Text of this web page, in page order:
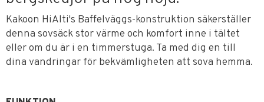
Kakoon HiAlti's Baffelväggs-konstruktion säkerställer
denna sovsäck stor värme och komfort inne i tältet
eller om du är i en timmerstuga. Ta med dig en till
dina vandringar för bekvämligheten att sova hemma.